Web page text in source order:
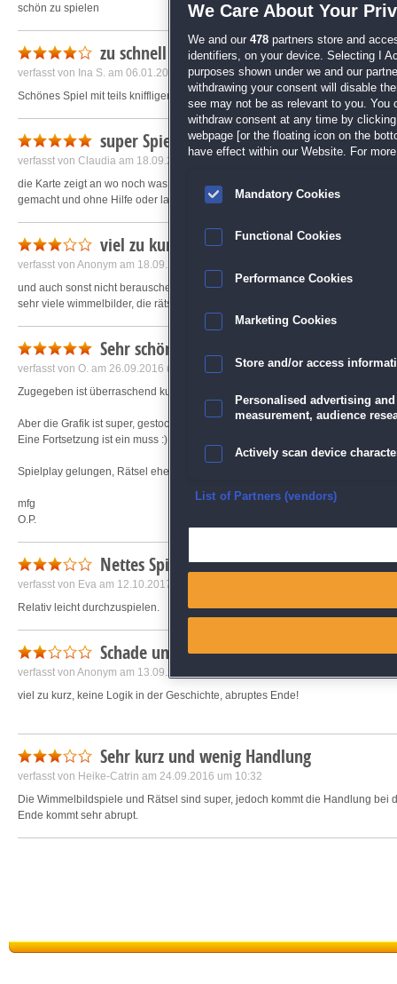
schön zu spielen
zu schnell durchgespielt
verfasst von Ina S. am 06.01.2017 um 18:03
Schönes Spiel mit teils kniffligen Wimmelbildern. Aber leider viel zu kurz, ist in
super Spiel
verfasst von Claudia am 18.09.2016 um 17:59
die Karte zeigt an wo noch was zu erledigen ist. Auch die Minispiele sind
gemacht und ohne Hilfe oder langes Nachdenken zu schaffen. Nur schade,
viel zu kurz...
verfasst von Anonym am 18.09.2016 um 19:45
und auch sonst nicht berauschend, für mich zumindest nicht. schade .
sehr viele wimmelbilder, die rätsel relativ leicht und man ist wirklich sehr
Sehr schön
verfasst von O. am 26.09.2016 um 18:55
Zugegeben ist überraschend kurz.
Aber die Grafik ist super, gestochen scharf.
Eine Fortsetzung ist ein muss :)
Spielplay gelungen, Rätsel ehe leicht.
mfg
O.P.
Nettes Spiel
verfasst von Eva am 12.10.2017 um 13:53
Relativ leicht durchzuspielen.
Schade ums Geld
verfasst von Anonym am 13.09.2016 um 09:29
viel zu kurz, keine Logik in der Geschichte, abruptes Ende!
Sehr kurz und wenig Handlung
verfasst von Heike-Catrin am 24.09.2016 um 10:32
Die Wimmelbildspiele und Rätsel sind super, jedoch kommt die Handlung bei
Ende kommt sehr abrupt.
We Care About Your
We and our 478 partners store and
identifiers, on your device. Selecting I
purposes shown under we and our
withdrawing your consent will disable
see may not be as relevant to you. You
withdraw consent at any time by
webpage [or the floating icon on the
have effect within our Website. For
Mandatory Cookies
Functional Cookies
Performance Cookies
Marketing Cookies
Store and/or access
Personalised advertising
measurement, audience
Actively scan device
Ensure security, prevent
List of Partners (vendors)